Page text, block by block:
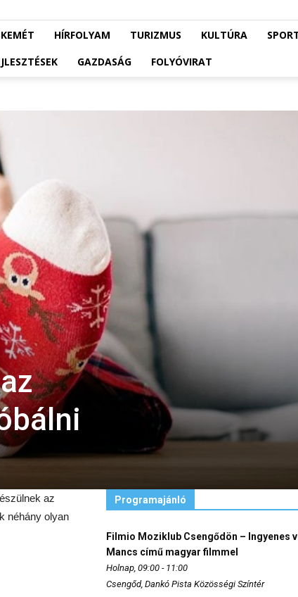
HÍRFOLYAM TURIZMUS KULTÚRA
GAZDASÁG FOLYÓVIRAT
az
néhány olyan
Programajánló
Filmio Moziklub Csengődön – Ingyenes
Mancs című magyar filmmel
Holnap, 09:00 - 11:00
Csengőd, Dankó Pista Közösségi Színtér